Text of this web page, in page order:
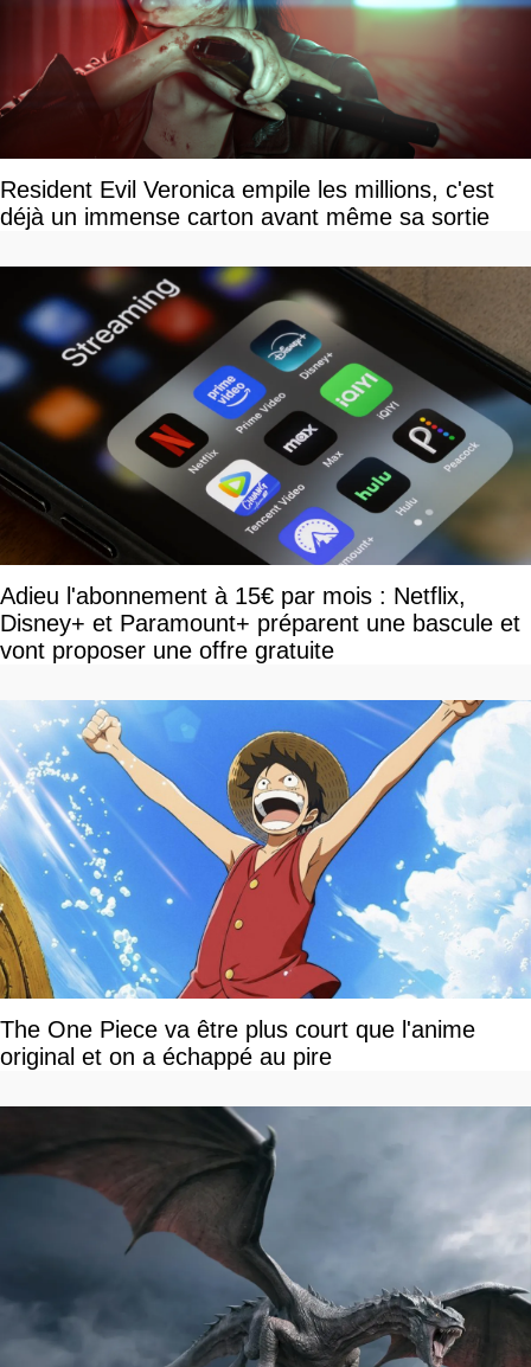
Resident Evil Veronica empile les millions, c'est
déjà un immense carton avant même sa sortie
Adieu l'abonnement à 15€ par mois : Netflix,
Disney+ et Paramount+ préparent une bascule et
vont proposer une offre gratuite
The One Piece va être plus court que l'anime
original et on a échappé au pire